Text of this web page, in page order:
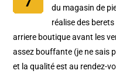
du magasin de
réalise des
arriere boutique avant les
assez bouffante (je ne sais
et la qualité est au rendez-